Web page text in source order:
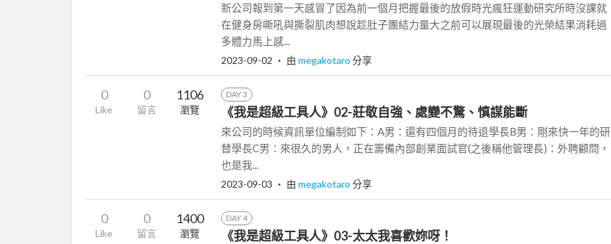
新公司報到第一天感冒了因為前一個月把握最後的放假時光瘋狂運動研究所時沒課就
在健身房嘶吼與撕裂肌肉想說趁肚子團結力量大之前可以展現最後的光榮結果消耗過
多體力馬上感...
2023-09-02 ‧ 由 megakotaro 分享
0
Like
0
留言
1106
瀏覽
DAY 3
《我是超級工具人》02-莊敬自強、處變不驚、慎謀能斷
來公司的時候資訊單位編制如下：A男：還有四個月的待退學長B男：剛來快一年的研
替學長C男：來很久的男人，正在籌備內部創業面試官(之後稱他管理長)：外聘顧問，
也是我...
2023-09-03 ‧ 由 megakotaro 分享
0
Like
0
留言
1400
瀏覽
DAY 4
《我是超級工具人》03-太太我喜歡妳呀！